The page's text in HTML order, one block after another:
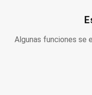
Algunas funciones se